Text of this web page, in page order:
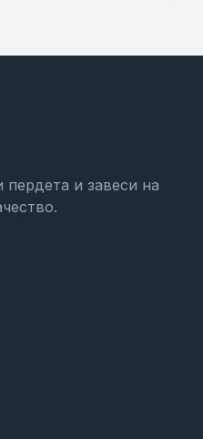
пердета и завеси на